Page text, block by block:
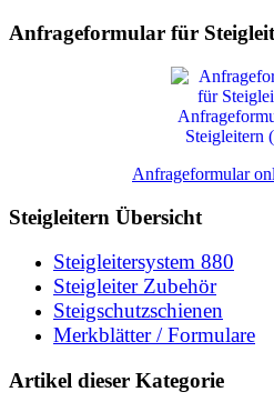
Anfrageformular für
Steigleitern
Anfrageformular
Steigleitern Übersicht
Steigleitersystem 880
Steigleiter Zubehör
Steigschutzschienen
Merkblätter / Formulare
Artikel dieser Kategorie